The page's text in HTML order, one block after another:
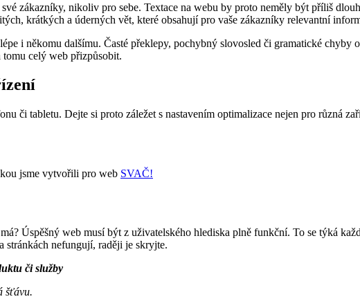
zákazníky, nikoliv pro sebe. Textace na webu by proto neměly být příliš
krátkých a úderných vět, které obsahují pro vaše zákazníky relevantní
i někomu dalšímu. Časté překlepy, pochybný slovosled či gramatické chyby
celý web přizpůsobit.
či tabletu. Dejte si proto záležet s nastavením optimalizace nejen pro různá
jsme vytvořili pro web SVAČ!
Úspěšný web musí být z uživatelského hlediska plně funkční. To se týká
stránkách nefungují, raději je skryjte.
či služby
šťávu.